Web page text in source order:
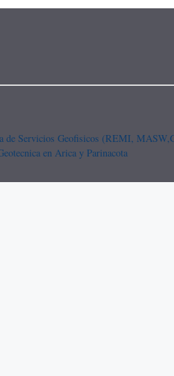
de Servicios Geofisicos (REMI, MASW,
en Arica y Parinacota